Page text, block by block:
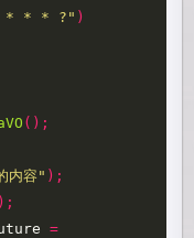
* * * ?" )
();
内容" );
=